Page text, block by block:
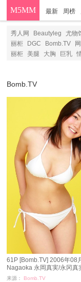
M5MM 最新 周榜
分类
秀人网 Beautyleg 尤物
丽柜
DGC Bomb.TV
丽柜
美腿 大胸 巨乳
Bomb.TV
61P [Bomb.TV] 2006年08
Nagaoka 永岡真実/永冈真
来源：
Bomb.TV